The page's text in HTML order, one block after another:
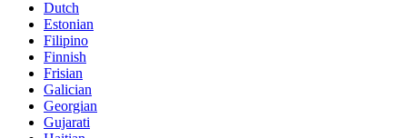
Dutch
Estonian
Filipino
Finnish
Frisian
Galician
Georgian
Gujarati